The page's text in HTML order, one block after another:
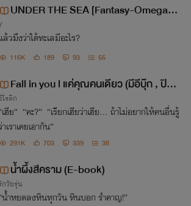
UNDER THE SEA [Fantasy-Omegave
rse] - [มีอีบุ๊ก]
ล้วมึงว่าใต้ทะเลมีอะไร?
116K 189 93 55
Fall in you l แค่คุณคนเดียว (มีอีบุ๊ก , ปิด
ตอนวันที่ 3/02)
รติก
เฮีย” “คะ?” “เรียกเฮียว่าเฮีย... ถ้าไม่อยากให้คนอื่นรู้
เราเคยเอากัน”
291K 703 339 38
น้ำผึ้งสีคราม (E-book)
กวัยรุ่น
น้ำหยดลงหินทุกวัน หินบอก รำคาญ!”